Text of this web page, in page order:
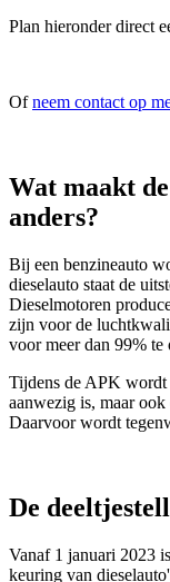
Plan hieronder direct
Ofneem contact op
Wat maakt
anders?
Bij een benzineauto
dieselauto staat de
Dieselmotoren
zijn voor de
voor meer dan 99% te
Tijdens de APK wordt
aanwezig is, maar
Daarvoor wordt
De
Vanaf 1 januari 2023
keuring van